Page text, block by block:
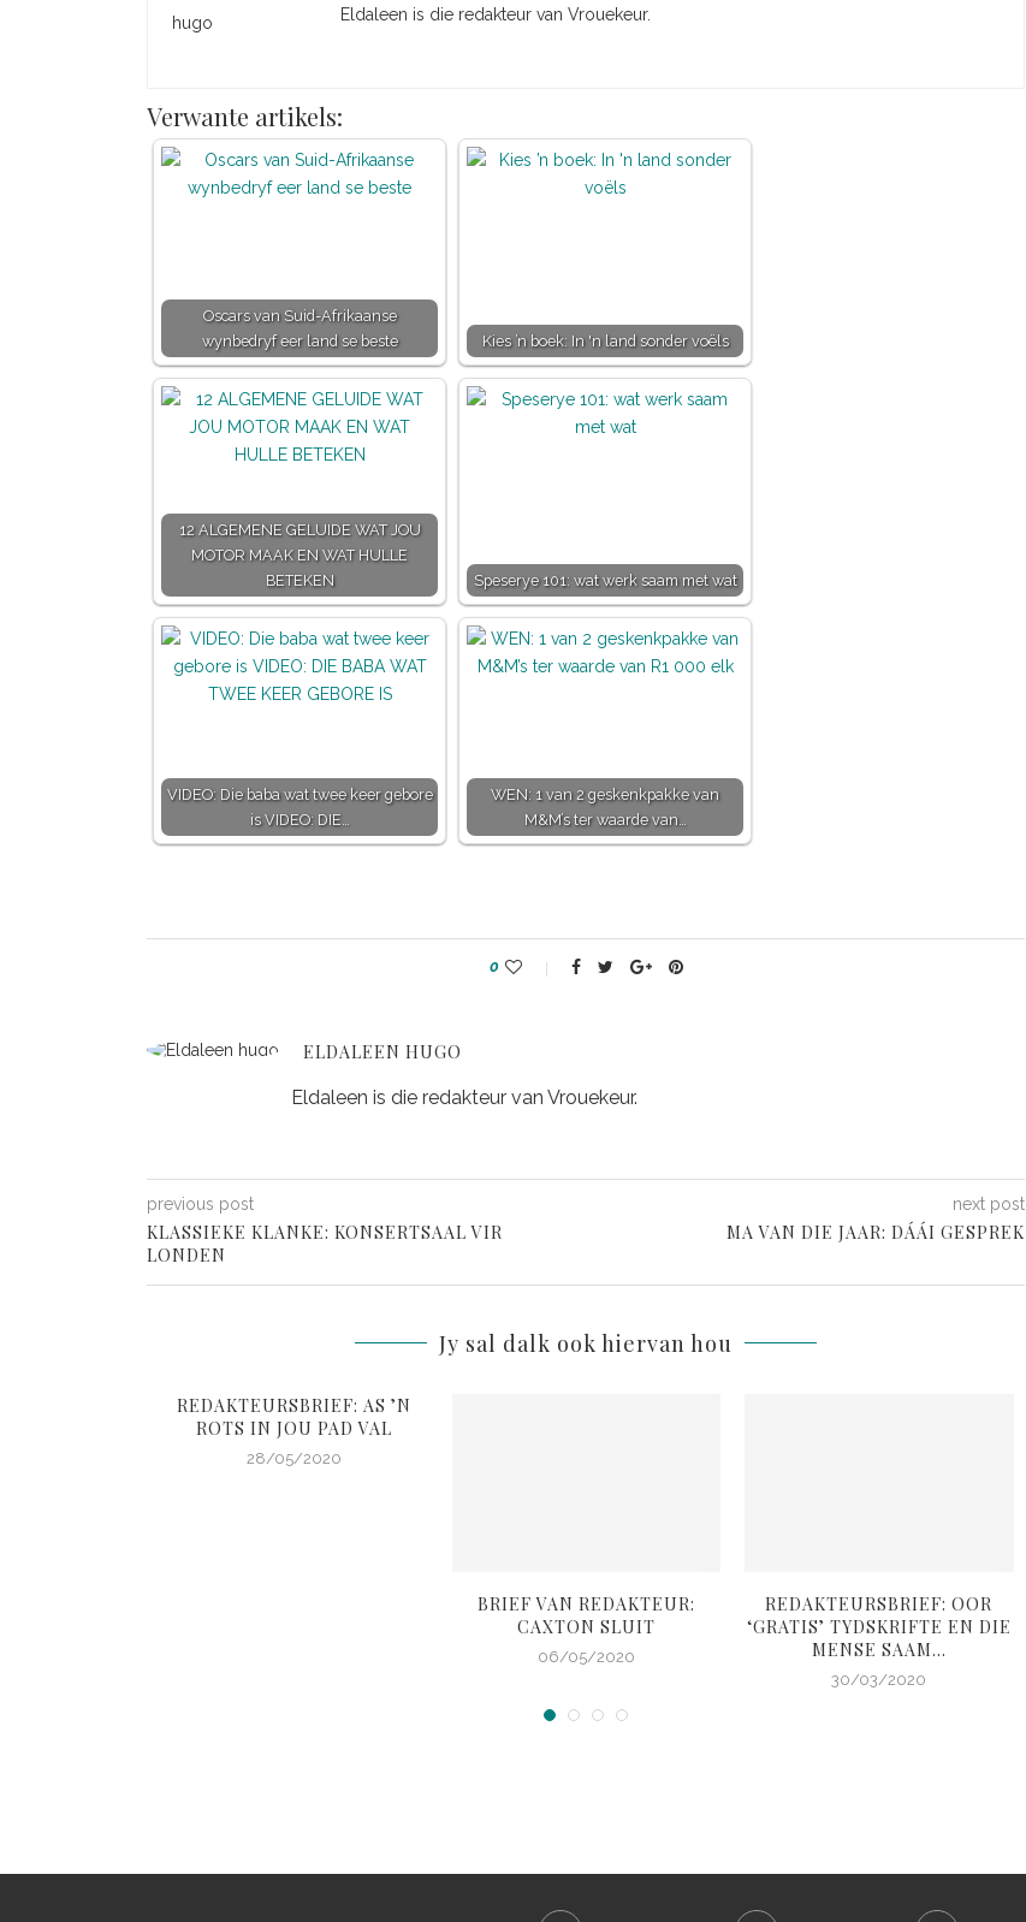
Eldaleen is die redakteur van Vrouekeur.
Verwante artikels:
Oscars van Suid-Afrikaanse
wynbedryf eer land se beste
Kies ’n boek: In 'n land sonder voëls
12 ALGEMENE GELUIDE WAT JOU
MOTOR MAAK EN WAT HULLE
BETEKEN
Speserye 101: wat werk saam met wat
VIDEO: Die baba wat twee keer gebore
is VIDEO: DIE…
WEN: 1 van 2 geskenkpakke van
M&M’s ter waarde van…
0
ELDALEEN HUGO
Eldaleen is die redakteur van Vrouekeur.
previous post
KLASSIEKE KLANKE: KONSERTSAAL VIR
LONDEN
next post
MA VAN DIE JAAR: DÁÁI GESPREK
Jy sal dalk ook hiervan hou
REDAKTEURSBRIEF: AS ’N
ROTS IN JOU PAD VAL
28/05/2020
BRIEF VAN REDAKTEUR:
CAXTON SLUIT
06/05/2020
REDAKTEURSBRIEF: OOR
‘GRATIS’ TYDSKRIFTE EN DIE
MENSE SAAM...
30/03/2020